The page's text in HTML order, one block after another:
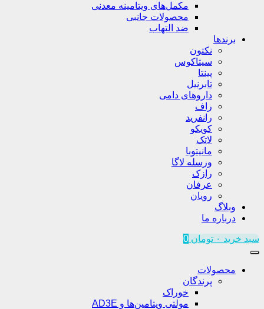
مکمل‌های ویتامینه معدنی
محصولات جانبی
ضد التهاب
برندها
نکتون
سیتاکوس
پینتا
تابرنیل
داروهای دامی
راف
رانفرید
کویکو
لاتک
مانیتوبا
ورسله لاگا
رازک
عرفان
رویان
وبلاگ
درباره ما
سبد خرید ۰ تومان 0
محصولات
پرندگان
خوراک
مولتی ویتامین‌ها و AD3E